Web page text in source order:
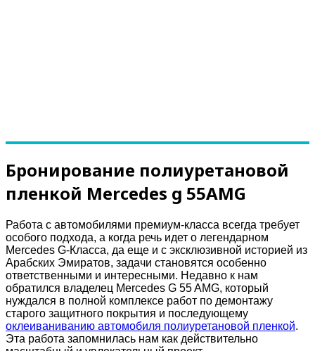
Бронирование полиуретановой
пленкой Mercedes g 55AMG
Работа с автомобилями премиум-класса всегда требует
особого подхода, а когда речь идет о легендарном
Mercedes G-Класса, да еще и с эксклюзивной историей из
Арабских Эмиратов, задачи становятся особенно
ответственными и интересными. Недавно к нам
обратился владелец Mercedes G 55 AMG, который
нуждался в полной комплексе работ по демонтажу
старого защитного покрытия и последующему
оклеиваниванию автомобиля полиуретановой пленкой.
Эта работа запомнилась нам как действительно